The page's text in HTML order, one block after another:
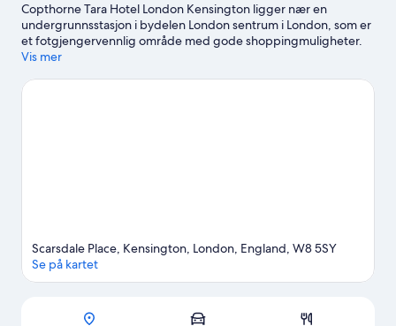
Copthorne Tara Hotel London Kensington ligger nær en
undergrunnsstasjon i bydelen London sentrum i London, som er
et fotgjengervennlig område med gode shoppingmuligheter.
Et par populære severdigheter i området er Buckingham Palace
høydepunkt, kan du ta turen til The Arena. Ikke gå glipp av
Vis mer
Kart
Scarsdale Place, Kensington, London, England, W8 5SY
Se på kartet